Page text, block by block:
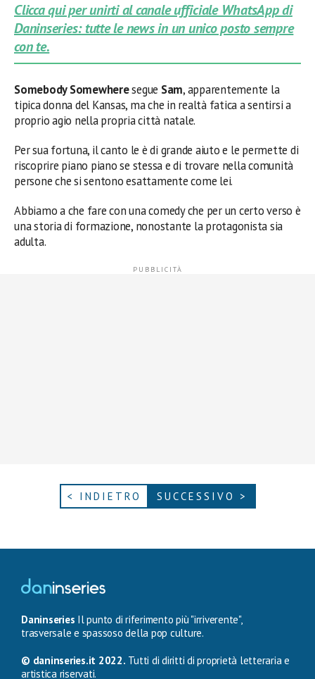
Clicca qui per unirti al canale ufficiale WhatsApp di
Daninseries: tutte le news in un unico posto sempre
con te.
Somebody Somewheresegue Sam, apparentemente la
tipica donna del Kansas, ma che in realtà fatica a sentirsi a
proprio agio nella propria città natale.
Per sua fortuna, il canto le è di grande aiuto e le permette di
riscoprire piano piano se stessa e di trovare nella comunità
persone che si sentono esattamente come lei.
Abbiamo a che fare con una comedy che per un certo verso è
una storia di formazione, nonostante la protagonista sia
adulta.
< INDIETRO SUCCESSIVO >
Daninseries Il punto di riferimento più "irriverente",
trasversale e spassoso della pop culture.
© daninseries.it 2022. Tutti di diritti di proprietà letteraria e
artistica riservati.